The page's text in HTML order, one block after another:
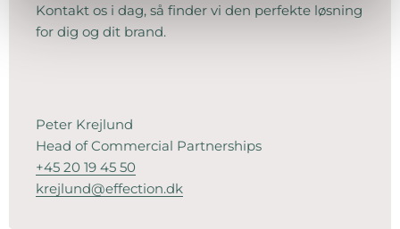
Kontakt os i dag, så finder vi den perfekte løsning
for dig og dit brand.
Peter Krejlund
Head of Commercial Partnerships
+45 20 19 45 50
krejlund@effection.dk